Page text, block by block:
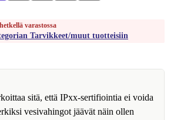
varastossa
Tarvikkeet/muut tuotteisiin
sitä, että IPxx-sertifiointia ei voida
vesivahingot jäävät näin ollen